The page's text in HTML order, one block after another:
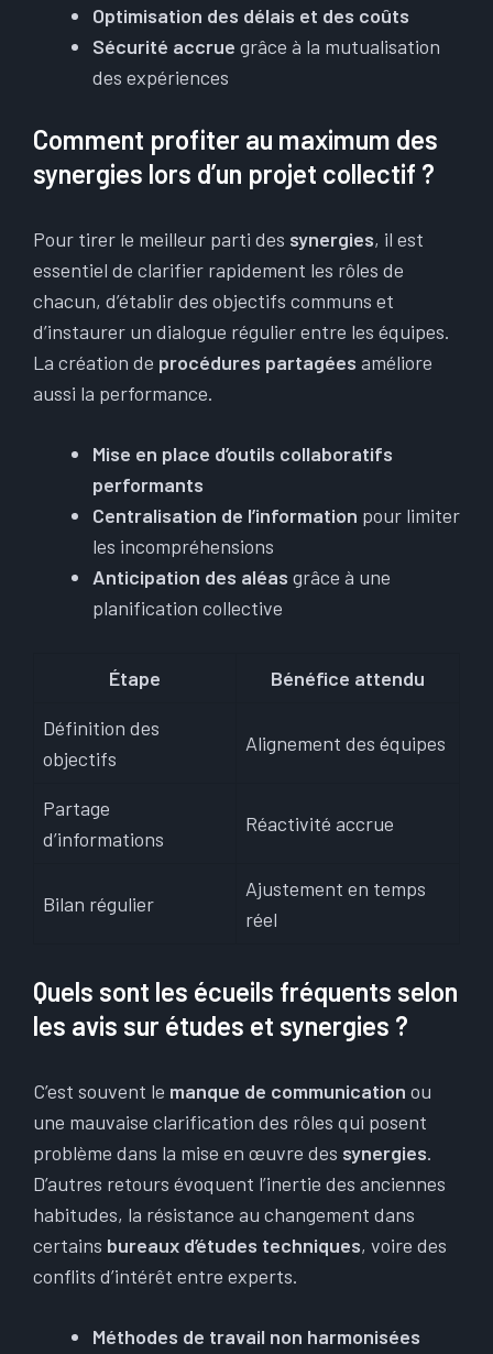
Optimisation des délais et des coûts
Sécurité accrue grâce à la mutualisation
des expériences
Comment profiter au maximum des
synergies lors d’un projet collectif ?
Pour tirer le meilleur parti des synergies, il est
essentiel de clarifier rapidement les rôles de
chacun, d’établir des objectifs communs et
d’instaurer un dialogue régulier entre les équipes.
La création de procédures partagées améliore
aussi la performance.
Mise en place d’outils collaboratifs
performants
Centralisation de l’information pour limiter
les incompréhensions
Anticipation des aléas grâce à une
planification collective
Étape Bénéfice attendu
Définition des
objectifs
Alignement des équipes
Partage
d’informations
Réactivité accrue
Bilan régulier
Ajustement en temps
réel
Quels sont les écueils fréquents selon
les avis sur études et synergies ?
C’est souvent le manque de communication ou
une mauvaise clarification des rôles qui posent
problème dans la mise en œuvre des synergies.
D’autres retours évoquent l’inertie des anciennes
habitudes, la résistance au changement dans
certains bureaux d’études techniques, voire des
conflits d’intérêt entre experts.
Méthodes de travail non harmonisées